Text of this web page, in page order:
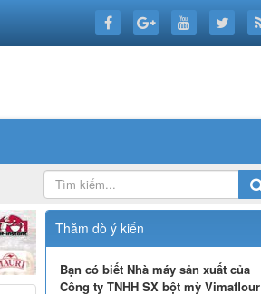
Thăm dò ý kiến
Bạn có biết Nhà máy sản xuất của
Công ty TNHH SX bột mỳ Vimaflour